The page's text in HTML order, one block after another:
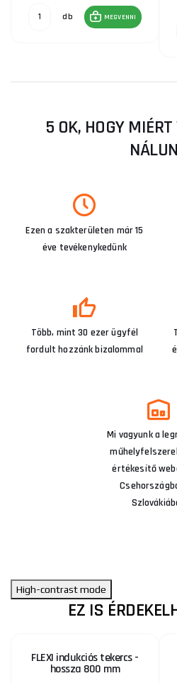
db MEGVENNI
5 OK, HOGY
Ezen a szakterületen már 15
éve tevékenykedünk
Több, mint 30 ezer ügyfél
fordult hozzánk bizalommal
Mi vagyunk a
értékesítő
High-contrast mode
EZ IS
FLEXI indukciós tekercs -
hossza 800 mm